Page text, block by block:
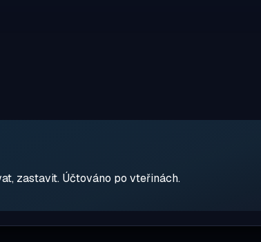
zastavit. Účtováno po vteřinách.